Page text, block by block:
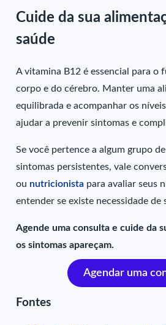
Cuide da sua
saúde
A vitamina B12 é essencial para o
corpo e do cérebro. Manter uma
equilibrada e acompanhar os
ajudar a prevenir sintomas e
Se você pertence a algum grupo
sintomas persistentes, vale
ou nutricionista para avaliar seus
entender se existe necessidade de
Agende uma consulta e cuide da
os sintomas apareçam.
Agendar uma
Fontes